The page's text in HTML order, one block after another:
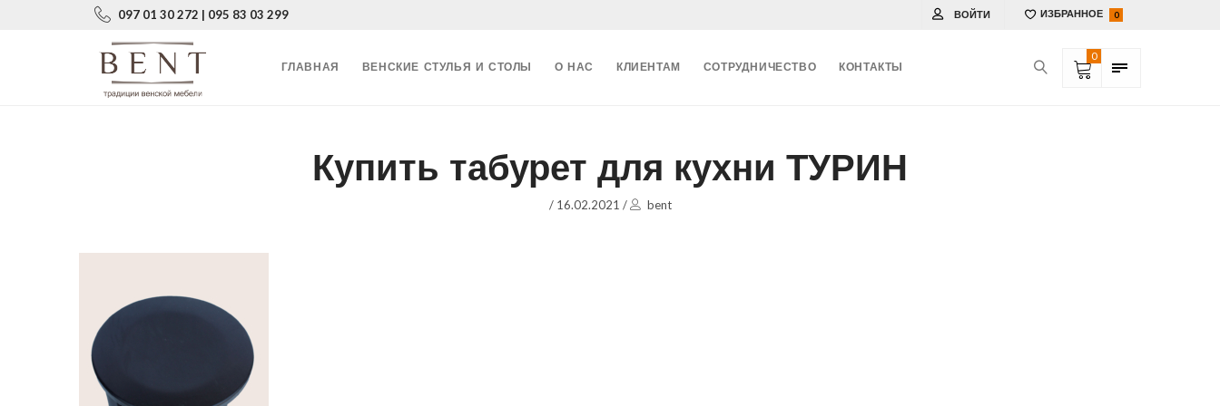
097 01 30 272 | 095 83 03 299 0
ИЗБРАННОЕ
ВОЙТИ
0
ГЛАВНАЯ ВЕНСКИЕ СТУЛЬЯ И СТОЛЫ О НАС КЛИЕНТАМ СОТРУДНИЧЕСТВО КОНТАКТЫ
Купить табурет для кухни ТУРИН
/ 16.02.2021 / bent